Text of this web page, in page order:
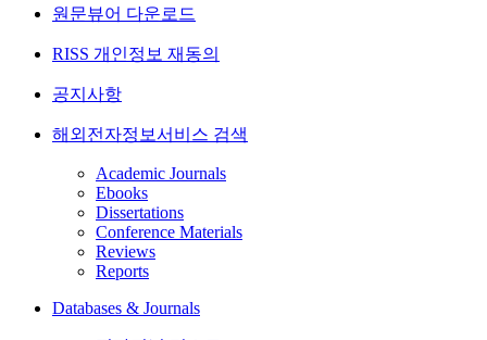
원문뷰어 다운로드
RISS 개인정보 재동의
공지사항
해외전자정보서비스 검색
Academic Journals
Ebooks
Dissertations
Conference Materials
Reviews
Reports
Databases & Journals